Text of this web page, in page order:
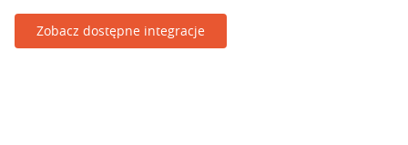
Zobacz dostępne integracje